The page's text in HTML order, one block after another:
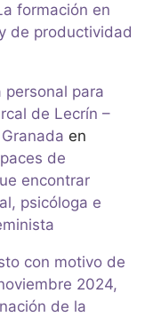
formación en
de productividad
para
de Lecrín –
en
de
encontrar
psicóloga e
con motivo de
2024,
de la